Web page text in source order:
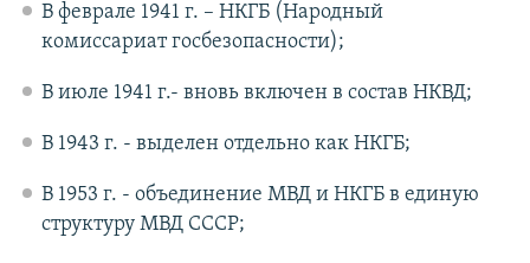
В феврале 1941 г. – НКГБ (Народный
комиссариат госбезопасности);
В июле 1941 г.- вновь включен в состав НКВД;
В 1943 г. - выделен отдельно как НКГБ;
В 1953 г. - объединение МВД и НКГБ в единую
структуру МВД СССР;